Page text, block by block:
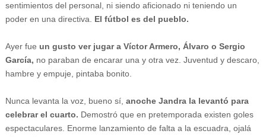
sentimientos del personal, ni siendo aficionado ni teniendo un
poder en una directiva.
El fútbol es del pueblo.
Ayer fue un gusto ver jugar a Víctor Armero, Álvaro o Sergio
García, no paraban de encarar una y otra vez. Juventud y descaro,
hambre y empuje, pintaba bonito.
Nunca levanta la voz, bueno sí, anoche Jandra la levantó para
celebrar el cuarto. Demostró que en pretemporada existen goles
espectaculares. Enorme lanzamiento de falta a la escuadra, ojalá